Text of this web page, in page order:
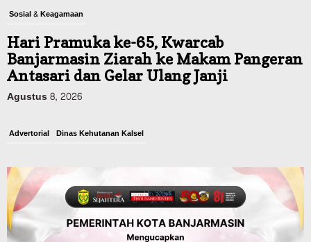
Sosial & Keagamaan
Hari Pramuka ke-65, Kwarcab
Banjarmasin Ziarah ke Makam Pangeran
Antasari dan Gelar Ulang Janji
Agustus 8, 2026
Advertorial Dinas Kehutanan Kalsel
Tahura Sultan Adam Berhasil
Dikendalikan
Agustus 8, 2026